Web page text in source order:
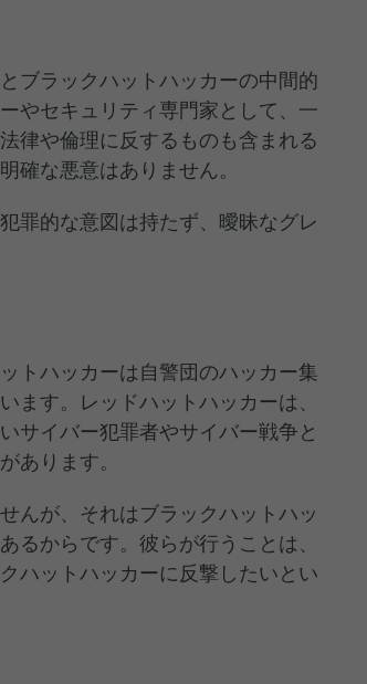
ブラックハットハッカーの中間的
やセキュリティ専門家として、一
律や倫理に反するものも含まれる
確な悪意はありません。
罪的な意図は持たず、曖昧なグレ
トハッカーは自警団のハッカー集
ます。レッドハットハッカーは、
サイバー犯罪者やサイバー戦争と
あります。
んが、それはブラックハットハッ
るからです。彼らが行うことは、
ハットハッカーに反撃したいとい